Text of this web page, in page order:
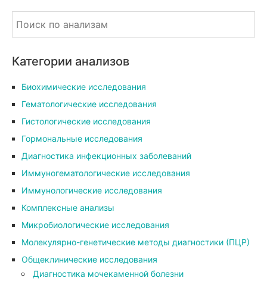
Категории анализов
Биохимические исследования
Гематологические исследования
Гистологические исследования
Гормональные исследования
Диагностика инфекционных заболеваний
Иммуногематологические исследования
Иммунологические исследования
Комплексные анализы
Микробиологические исследования
Молекулярно-генетические методы диагностики (ПЦР)
Общеклинические исследования
Диагностика мочекаменной болезни